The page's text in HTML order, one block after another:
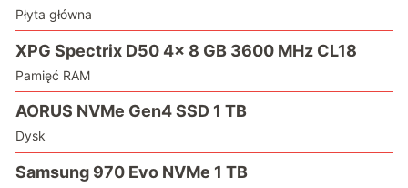
Płyta główna
Pamięć RAM
XPG Spectrix D50 4x 8 GB 3600 MHz CL18
Dysk
AORUS NVMe Gen4 SSD 1 TB
Samsung 970 Evo NVMe 1 TB